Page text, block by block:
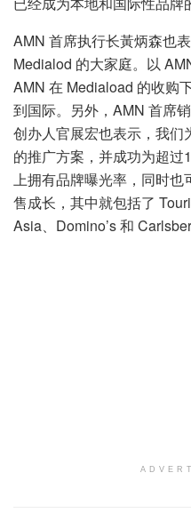
AMN 首席执行长黃炳森也
Medialod 的大家庭。以
AMN 在 Mediaload 的收购
到国际。另外，AMN 首席
创办人官展宏也表示，我们
的推广方案，并成功为超
上拥有品牌曝光率，同时也
售成长，其中就包括了
Asia、Domino’s 和